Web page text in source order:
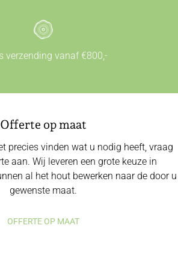
verzending vanaf €800,-
Offerte op maat
precies vinden wat u nodig heeft, vraag
aan. Wij leveren een grote keuze in
al het hout bewerken naar de door u
gewenste maat.
OFFERTE OP MAAT